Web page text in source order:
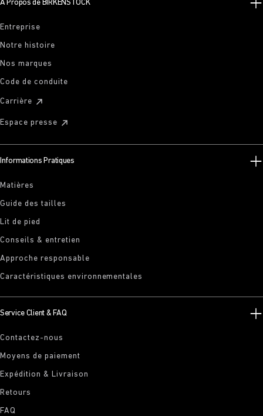
À Propos de BIRKENSTOCK
Entreprise
Notre histoire
Nos marques
Code de conduite
Carrière
Espace presse
Informations Pratiques
Matières
Guide des tailles
Lit de pied
Conseils & entretien
Approche responsable
Caractéristiques environnementales
Service Client & FAQ
Contactez-nous
Moyens de paiement
Expédition & Livraison
Retours
FAQ